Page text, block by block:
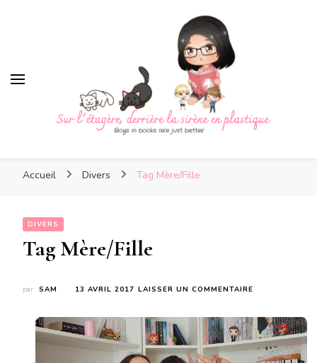
Sur l'étagère, derrière la
sirène en plastique
sirène en plastique
Accueil Divers Tag Mère/Fille
DIVERS
Tag Mère/Fille
par SAM 13 AVRIL 2017 LAISSER UN COMMENTAIRE